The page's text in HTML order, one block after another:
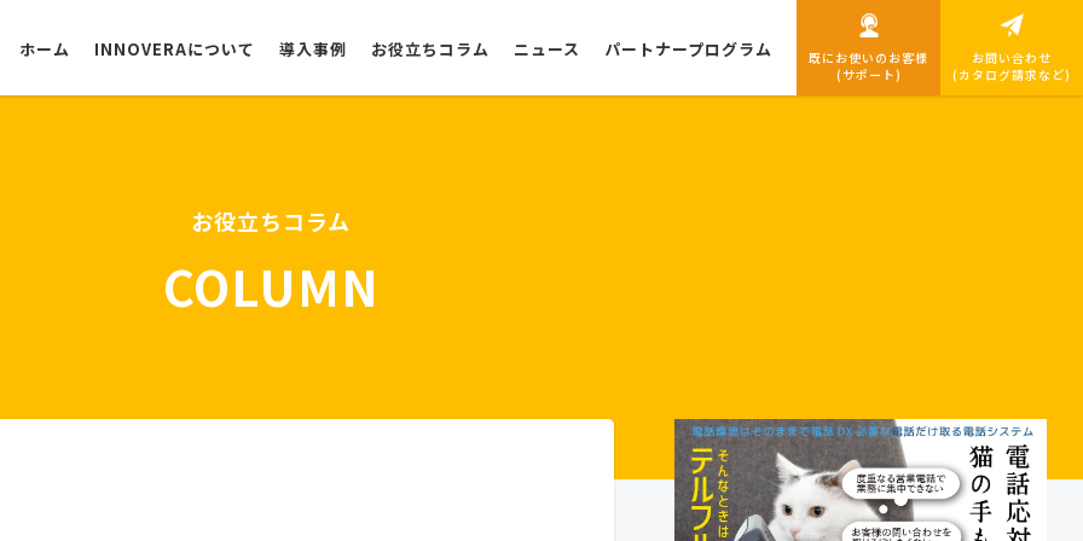
ホーム INNOVERAについて 導入事例 お役立ちコラム ニュース パートナープログラム
既にお使いのお客様
(サポート)
お問い合わせ
(カタログ請求など)
お役立ちコラム
COLUMN